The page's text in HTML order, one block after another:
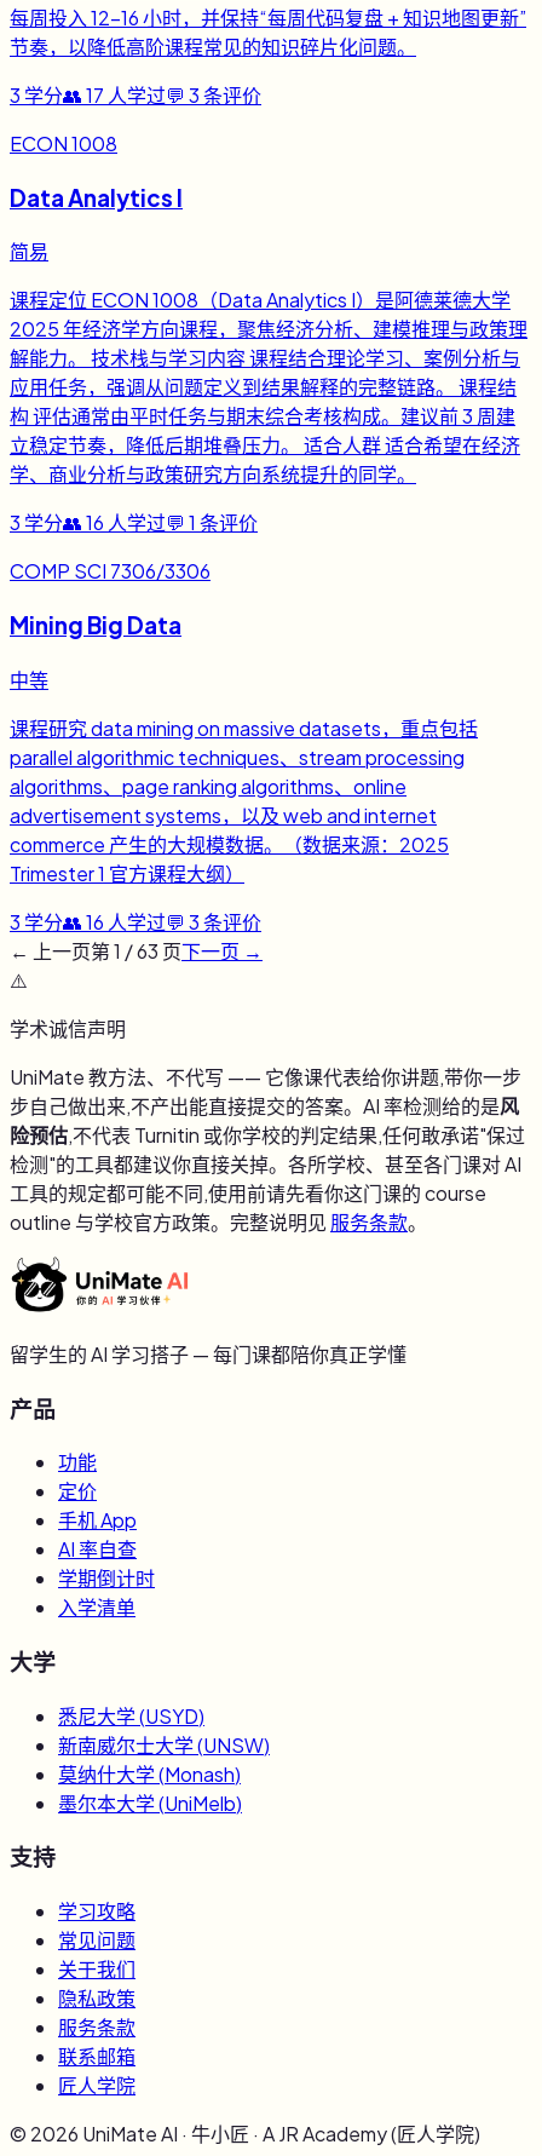
每周投入 12-16 小时，并保持“每周代码复盘 + 知识地图更新”
节奏，以降低高阶课程常见的知识碎片化问题。
3 学分👥17 人学过💬 3条评价
ECON 1008
Data Analytics I
简易
课程定位 ECON 1008（Data Analytics I）是阿德莱德大学
2025 年经济学方向课程，聚焦经济分析、建模推理与政策理
解能力。 技术栈与学习内容 课程结合理论学习、案例分析与
应用任务，强调从问题定义到结果解释的完整链路。 课程结
构 评估通常由平时任务与期末综合考核构成。建议前 3 周建
立稳定节奏，降低后期堆叠压力。 适合人群 适合希望在经济
学、商业分析与政策研究方向系统提升的同学。
3 学分👥16 人学过💬 1 条评价
COMP SCI 7306/3306
Mining Big Data
中等
课程研究 data mining on massive datasets，重点包括
parallel algorithmic techniques、stream processing
algorithms、page ranking algorithms、online
advertisement systems，以及 web and internet
commerce 产生的大规模数据。（数据来源：2025
Trimester 1 官方课程大纲）
3 学分👥16 人学过💬 3条评价
← 上一页第1 /63 页下一页 →
⚠️
学术诚信声明
UniMate 教方法、不代写 —— 它像课代表给你讲题,带你一步
步自己做出来,不产出能直接提交的答案。AI 率检测给的是风
险预估,不代表 Turnitin 或你学校的判定结果,任何敢承诺"保过
检测"的工具都建议你直接关掉。各所学校、甚至各门课对 AI
工具的规定都可能不同,使用前请先看你这门课的 course
outline 与学校官方政策。完整说明见 服务条款。
留学生的 AI 学习搭子 — 每门课都陪你真正学懂
产品
功能
定价
手机 App
AI 率自查
学期倒计时
入学清单
大学
悉尼大学(USYD)
新南威尔士大学(UNSW)
莫纳什大学(Monash)
墨尔本大学(UniMelb)
支持
学习攻略
常见问题
关于我们
隐私政策
服务条款
联系邮箱
匠人学院
© 2026 UniMate AI · 牛小匠 · A JR Academy (匠人学院)